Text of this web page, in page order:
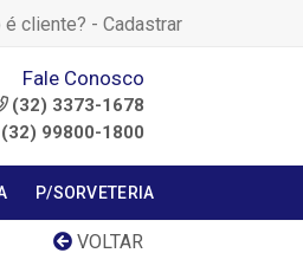
é cliente? - Cadastrar
Fale Conosco
(32) 3373-1678
(32) 99800-1800
P/SORVETERIA
VOLTAR